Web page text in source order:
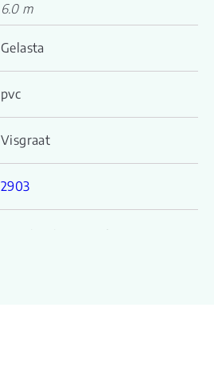
6.0 m
Gelasta
pvc
Visgraat
2903